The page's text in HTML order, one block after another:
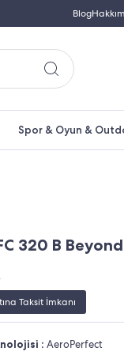
Yetkili Servis &
Blog
Spor & Oyun &
320 B
Taksit İmkanı
: AeroPerfect